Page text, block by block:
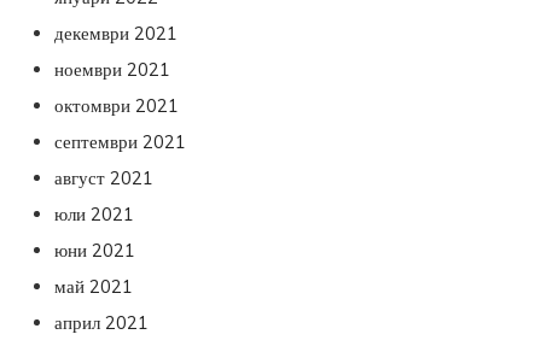
декември 2021
ноември 2021
октомври 2021
септември 2021
август 2021
юли 2021
юни 2021
май 2021
април 2021